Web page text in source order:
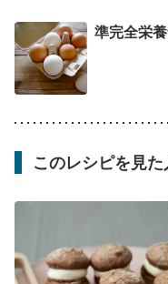
準完全栄
このレシピを見